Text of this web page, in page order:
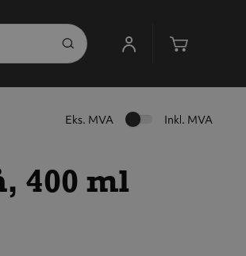
Eks. MVA Inkl. MVA
400 ml